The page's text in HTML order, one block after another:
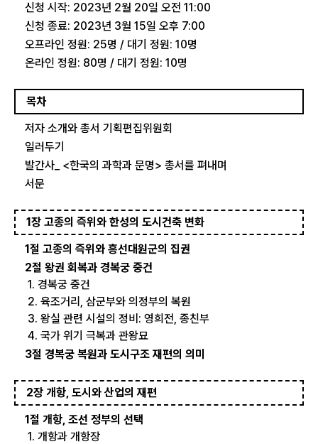
신청 시작: 2023년 2월 20일 오전 11:00
신청 종료: 2023년 3월 15일 오후 7:00
오프라인 정원: 25명 / 대기 정원: 10명
온라인 정원: 80명 / 대기 정원: 10명
목차
저자 소개와 총서 기획편집위원회
일러두기
발간사_ <한국의 과학과 문명> 총서를 펴내며
서문
1장 고종의 즉위와 한성의 도시건축 변화
1절 고종의 즉위와 흥선대원군의 집권
2절 왕권 회복과 경복궁 중건
1. 경복궁 중건
2. 육조거리, 삼군부와 의정부의 복원
3. 왕실 관련 시설의 정비: 영희전, 종친부
4. 국가 위기 극복과 관왕묘
3절 경복궁 복원과 도시구조 재편의 의미
2장 개항, 도시와 산업의 재편
1절 개항, 조선 정부의 선택
1. 개항과 개항장